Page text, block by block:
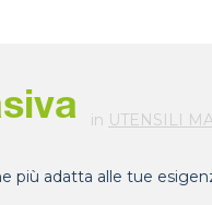
in UTENSILI
più adatta alle tue